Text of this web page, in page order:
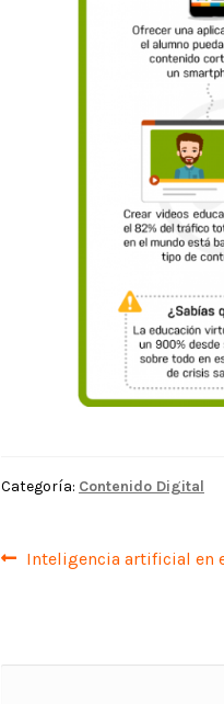
Categoría: Contenido Digital
Navegación
Anterior:
Inteligencia artificial en